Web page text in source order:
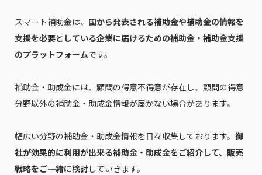
スマート補助金は、 国から発表される補助金や補助金の情報を
支援を必要としている企業に届けるための補助金・補助金支援
のプラットフォームです。
補助金・助成金には、顧問の得意不得意が存在し、顧問の得意
分野以外の補助金・助成金情報が届かない場合があります。
幅広い分野の補助金・助成金情報を日々収集しております。 御
社が効果的に利用が出来る補助金・助成金をご紹介して、販売
戦略をご一緒に検討していきます。